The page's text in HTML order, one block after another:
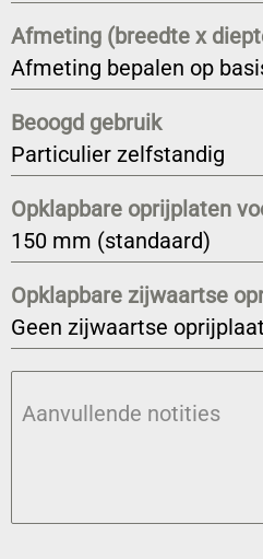
Afmeting (breedte x
Beoogd gebruik
Particulier zelfstandig
Opklapbare oprijplaten
150 mm (standaard)
Opklapbare zijwaartse
Aanvullende notities